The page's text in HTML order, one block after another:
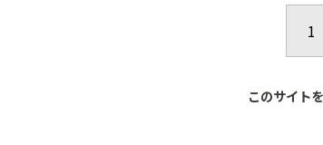
1
このサイト